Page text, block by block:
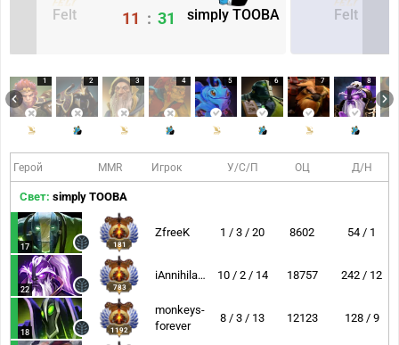
Felt simply TOOBA
11 : 31 Felt
1 2 3 4 5 6 7 8
Герой MMR Игрок У/С/П ОЦ Д/Н
Свет: simply TOOBA
17 181
ZfreeK 1 / 3 / 20 8602 54 / 1
22 783
iAnnihilate 10 / 2 / 14 18757 242 / 12
18 1192
monkeys-
forever
8 / 3 / 13 12123 128 / 9